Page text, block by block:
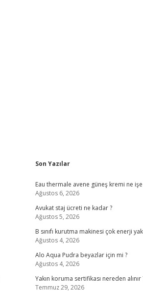
Sidebar
Son Yazılar
Eau thermale avene güneş kremi ne
Ağustos 6, 2026
Avukat staj ücreti ne kadar ?
Ağustos 5, 2026
B sınıfı kurutma makinesi çok enerji
Ağustos 4, 2026
Alo Aqua Pudra beyazlar için mi ?
Ağustos 4, 2026
Yakın koruma sertifikası nereden alınır
Temmuz 29, 2026